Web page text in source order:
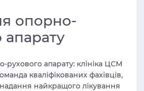
опорно-
апарату
рухового апарату: клініка ЦСМ
кваліфікованих фахівців,
найкращого лікування